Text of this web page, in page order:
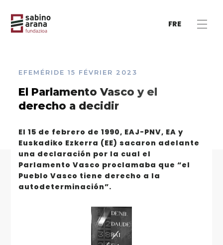
FRE
EFEMÉRIDE 15 FÉVRIER 2023
El Parlamento Vasco y el
derecho a decidir
El 15 de febrero de 1990, EAJ-PNV, EA y
Euskadiko Ezkerra (EE) sacaron adelante
una declaración por la cual el
Parlamento Vasco proclamaba que “el
Pueblo Vasco tiene derecho a la
autodeterminación”.